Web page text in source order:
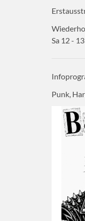
Sa 12 - 13
Punk,